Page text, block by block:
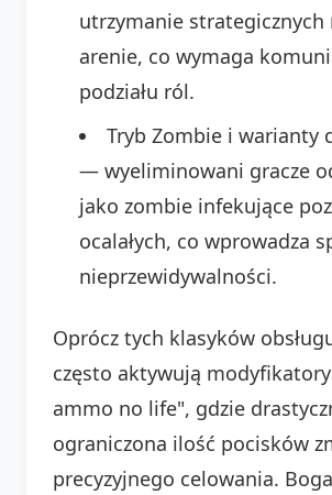
utrzymanie strategicznych
arenie, co wymaga
podziału ról.
Tryb Zombie i warianty
— wyeliminowani gracze
jako zombie infekujące
ocalałych, co wprowadza
nieprzewidywalności.
Oprócz tych klasyków
często aktywują
ammo no life", gdzie
ograniczona ilość pocisków
precyzyjnego celowania.